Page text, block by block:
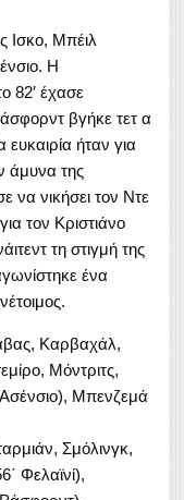
Ισκο, Μπέιλ
Η
82′ έχασε
βγήκε τετ α
ήταν για
άμυνα της
να νικήσει τον Ντε
τον Κριστιάνο
τη στιγμή της
ένα
Καρβαχάλ,
Μόντριτς,
Μπενζεμά
Σμόλινγκ,
Φελαϊνί),